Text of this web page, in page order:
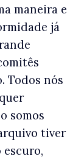
maneira e
já
Todos nós
somos
tiver